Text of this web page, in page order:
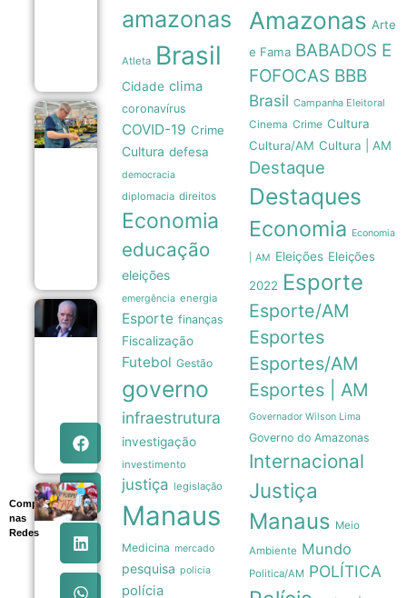
Compartilhe
nas
Redes
R$ 7,15
07/08
básica
em
registra
queda
5,18%
agosto
Defesa de
Jaques
Wagner
adia
à Polícia
Federal por
falhas
07/08
doméstica e
dependência
mantêm
ciclos de
violência
amazonas
Atleta Brasil
Cidade clima
coronavírus
COVID-19 Crime
Cultura defesa
democracia
diplomacia direitos
Economia
educação
eleições
emergência energia
Esporte finanças
Fiscalização
Futebol Gestão
governo
infraestrutura
investigação
investimento
justiça legislação
Manaus
Medicina mercado
pesquisa policia
polícia
Amazonas Arte
e Fama BABADOS E
FOFOCAS BBB
Brasil Campanha Eleitoral
Cinema Crime Cultura
Cultura/AM Cultura | AM
Destaque
Destaques
Economia Economia
| AM Eleições Eleições
2022 Esporte
Esporte/AM
Esportes
Esportes/AM
Esportes | AM
Governador Wilson Lima
Governo do Amazonas
Internacional
Justiça
Manaus Meio
Ambiente Mundo
Politica/AM POLÍTICA